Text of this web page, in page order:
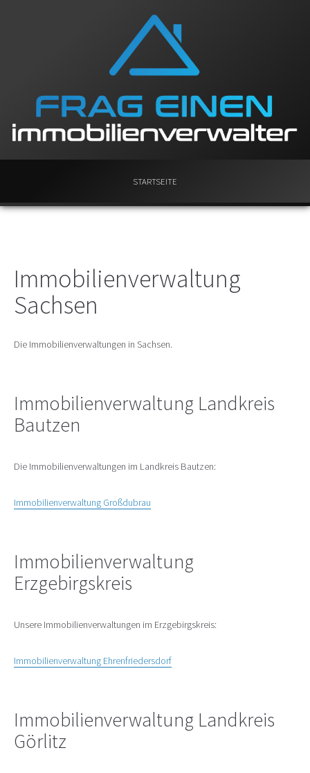
STARTSEITE
Immobilienverwaltung
Sachsen
Die Immobilienverwaltungen in Sachsen.
Immobilienverwaltung Landkreis
Bautzen
Die Immobilienverwaltungen im Landkreis Bautzen:
Immobilienverwaltung Großdubrau
Immobilienverwaltung
Erzgebirgskreis
Unsere Immobilienverwaltungen im Erzgebirgskreis:
Immobilienverwaltung Ehrenfriedersdorf
Immobilienverwaltung Landkreis
Görlitz